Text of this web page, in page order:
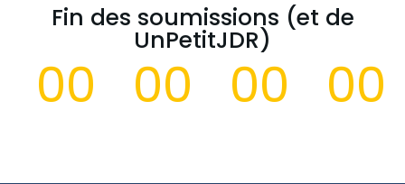
Fin des soumissions (et de
UnPetitJDR)
00 00 Hours00 Minutes00